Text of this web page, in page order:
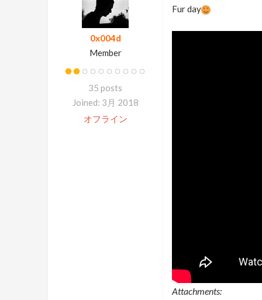
0x004d
Member
35 posts
Joined: 3月 2018
オフライン
Fur day
Attachments: